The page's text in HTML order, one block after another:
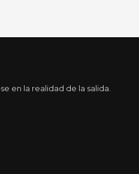
en la realidad de la salida.